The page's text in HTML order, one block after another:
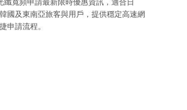
國及東南亞旅客與用戶，提供穩定高速網
申請流程。